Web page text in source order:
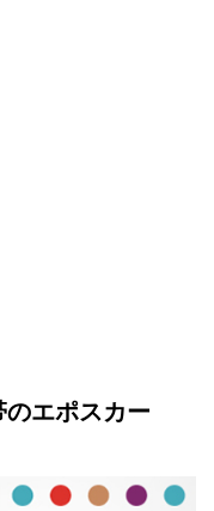
エポスカー